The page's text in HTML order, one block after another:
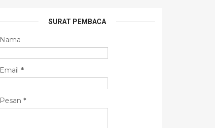
SURAT PEMBACA
Nama
Email *
Pesan *